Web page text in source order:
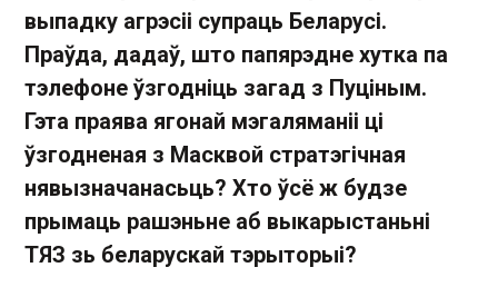
выпадку агрэсіі супраць Беларусі.
Праўда, дадаў, што папярэдне хутка па
тэлефоне ўзгодніць загад з Пуціным.
Гэта праява ягонай мэгаляманіі ці
ўзгодненая з Масквой стратэгічная
нявызначанасьць? Хто ўсё ж будзе
прымаць рашэньне аб выкарыстаньні
ТЯЗ зь беларускай тэрыторыі?